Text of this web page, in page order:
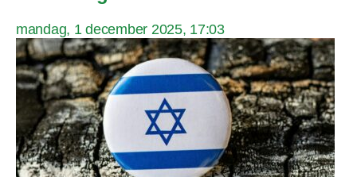
mandag, 1 december 2025, 17:03